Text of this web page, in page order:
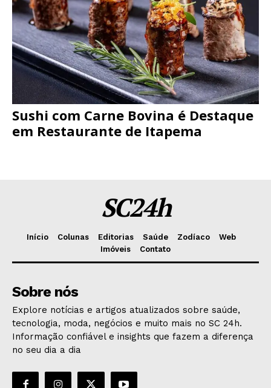
Sushi com Carne Bovina é Destaque
em Restaurante de Itapema
SC24h
Início Colunas Editorias Saúde Zodíaco
Web
Imóveis
Contato
Sobre nós
Explore notícias e artigos atualizados sobre saúde,
tecnologia, moda, negócios e muito mais no SC 24h.
Informação confiável e insights que fazem a diferença
no seu dia a dia